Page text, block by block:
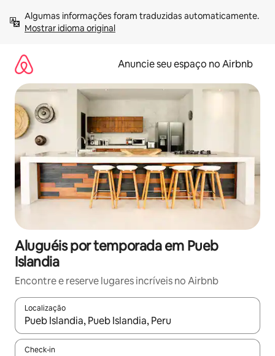
para
Mostrar idioma original
Anuncie seu espaço no Airbnb
Aluguéis por temporada em Pueb
Islandia
Encontre e reserve lugares incríveis no Airbnb
Localização
Quando os resultados estiverem disponíveis, explore-os
Check-in